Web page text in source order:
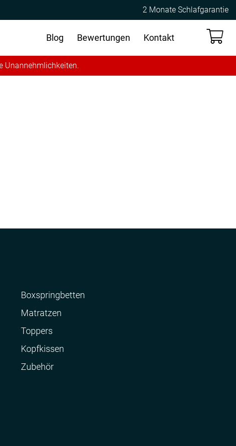
2 Monate Schlafgarantie
Kontakt
Bewertungen
Blog
Unannehmlichkeiten.
Boxspringbetten
Matratzen
Toppers
Kopfkissen
Zubehör